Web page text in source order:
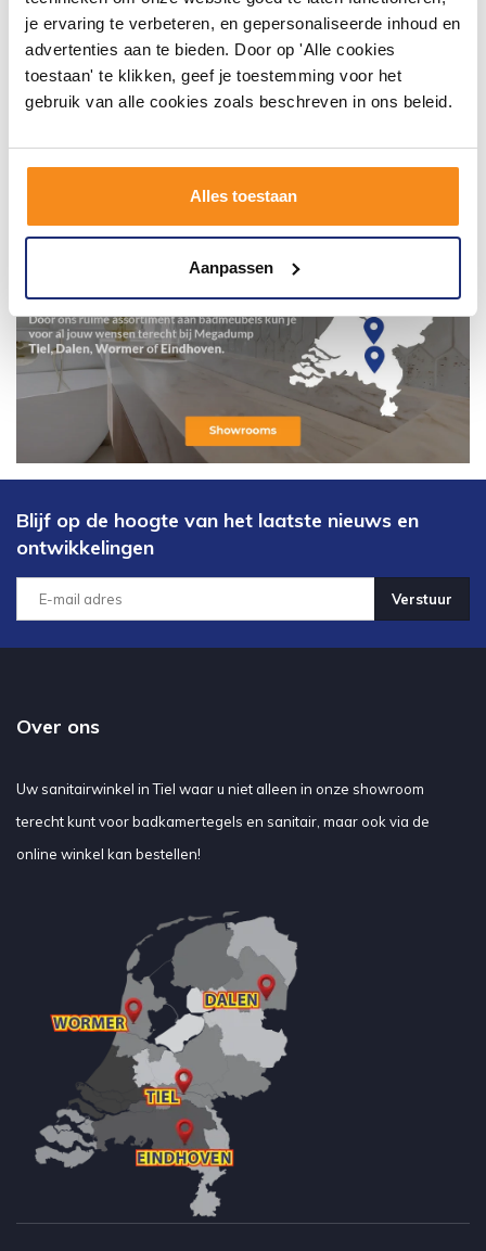
je ervaring te verbeteren, en gepersonaliseerde inhoud en
advertenties aan te bieden. Door op 'Alle cookies
toestaan' te klikken, geef je toestemming voor het
gebruik van alle cookies zoals beschreven in ons beleid.
Alles toestaan
Aanpassen
Blijf op de hoogte van het laatste nieuws en
ontwikkelingen
Verstuur
Over ons
Uw sanitairwinkel in Tiel waar u niet alleen in onze showroom
terecht kunt voor badkamertegels en sanitair, maar ook via de
online winkel kan bestellen!